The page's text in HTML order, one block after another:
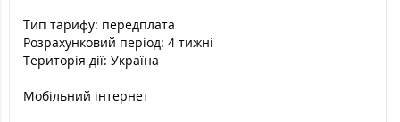
Тип тарифу: передплата
Розрахунковий період: 4 тижні
Територія дії: Україна
Мобільний інтернет